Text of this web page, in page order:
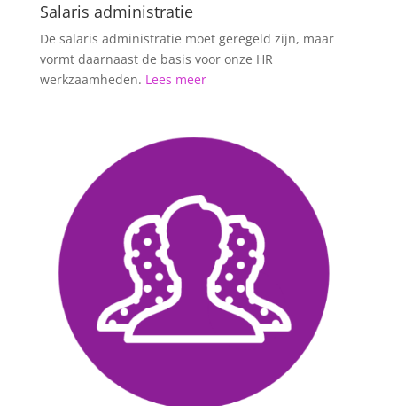
Salaris administratie
De salaris administratie moet geregeld zijn, maar
vormt daarnaast de basis voor onze HR
werkzaamheden. Lees meer